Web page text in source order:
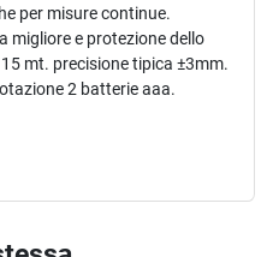
per misure continue.
migliore e protezione dello
mt. precisione tipica ±3mm.
2 batterie aaa.